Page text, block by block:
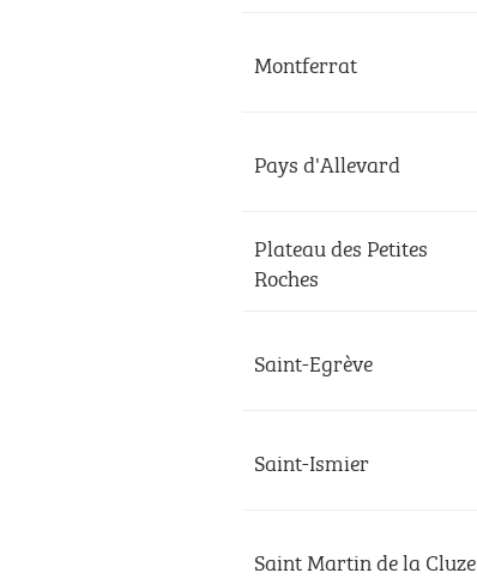
Montferrat
Pays d'Allevard
Plateau des Petites
Roches
Saint-Egrève
Saint-Ismier
Saint Martin de la Cluze